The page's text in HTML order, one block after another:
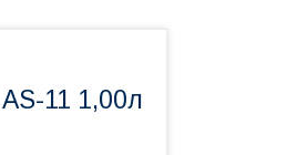
11 1,00л